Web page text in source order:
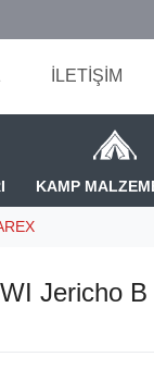
İLETİŞİM
KAMP
Jericho B